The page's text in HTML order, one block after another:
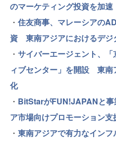
のマーケティング投資を加速
・ 住友商事、マレーシアの
資 東南アジアにおけるデジ
・ サイバーエージェント、
ィブセンター」を開設 東南
化
・ BitStarがFUN!JAPANと
ア市場向けプロモーション支
・ 東南アジアで有力なイン